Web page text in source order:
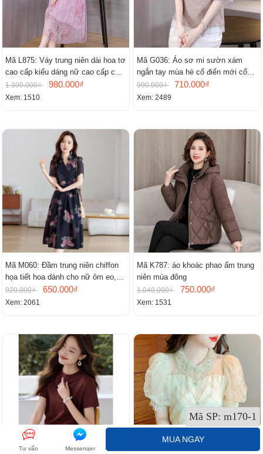
Mã SP: m170-1
Mã L875: Váy trung niên dài hoa tơ
cao cấp kiểu dáng nữ cao cấp cao
cấp thần
1.390.000₫ 980.000₫
Xem: 1510
Mã G036: Áo sơ mi sườn xám
ngắn tay mùa hè cổ điển mới cổ
đứng
990.000₫ 710.000₫
Xem: 2489
Mã M060: Đầm trung niên chiffon
họa tiết hoa dành cho nữ ôm eo,
cổ chữ V, đầm midi tay ngắn thanh
lịch.
920.000₫ 650.000₫
Xem: 2061
Mã K787: áo khoác phao ấm trung
niên mùa đông
1.040.000₫ 750.000₫
Xem: 1531
Tư vấn Messenger
MUA NGAY